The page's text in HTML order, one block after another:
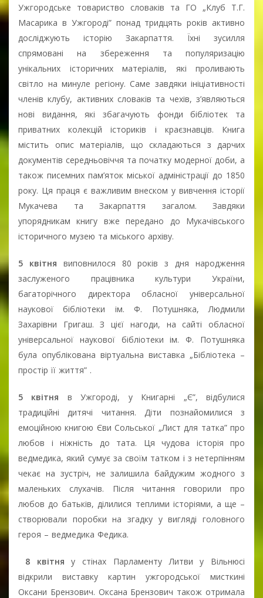
Ужгородське товариство словаків та ГО „Клуб Т.Г.
Масарика в Ужгороді” понад тридцять років активно
досліджують історію Закарпаття. Їхні зусилля
спрямовані на збереження та популяризацію
унікальних історичних матеріалів, які проливають
світло на минуле регіону. Саме завдяки ініціативності
членів клубу, активних словаків та чехів, з’являються
нові видання, які збагачують фонди бібліотек та
приватних колекцій істориків і краєзнавців. Книга
містить опис матеріалів, що складаються з дарчих
документів середньовіччя та початку модерної доби, а
також писемних пам’яток міської адміністрації до 1850
року. Ця праця є важливим внеском у вивчення історії
Мукачева та Закарпаття загалом. Завдяки
упорядникам книгу вже передано до Мукачівського
історичного музею та міського архіву.
5 квітня виповнилося 80 років з дня народження
заслуженого працівника культури України,
багаторічного директора обласної універсальної
наукової бібліотеки ім. Ф. Потушняка, Людмили
Захарівни Григаш. З цієї нагоди, на сайті обласної
універсальної наукової бібліотеки ім. Ф. Потушняка
була опублікована віртуальна виставка „Бібліотека –
простір її життя” .
5 квітня в Ужгороді, у Книгарні „Є”, відбулися
традиційні дитячі читання. Діти познайомилися з
емоційною книгою Єви Сольської „Лист для татка” про
любов і ніжність до тата. Ця чудова історія про
ведмедика, який сумує за своїм татком і з нетерпінням
чекає на зустріч, не залишила байдужим жодного з
маленьких слухачів. Після читання говорили про
любов до батьків, ділилися теплими історіями, а ще –
створювали поробки на згадку у вигляді головного
героя – ведмедика Федика.
8 квітняу стінах Парламенту Литви у Вільнюсі
відкрили виставку картин ужгородської мисткині
Оксани Брензович. Оксана Брензович також отримала